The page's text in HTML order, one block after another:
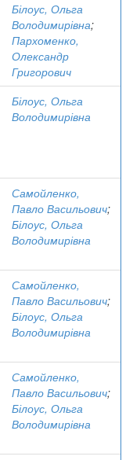
Білоус, Ольга
Володимирівна;
Пархоменко,
Олександр
Григорович
Білоус, Ольга
Володимирівна
Самойленко,
Павло Васильович;
Білоус, Ольга
Володимирівна
Самойленко,
Павло Васильович;
Білоус, Ольга
Володимирівна
Самойленко,
Павло Васильович;
Білоус, Ольга
Володимирівна